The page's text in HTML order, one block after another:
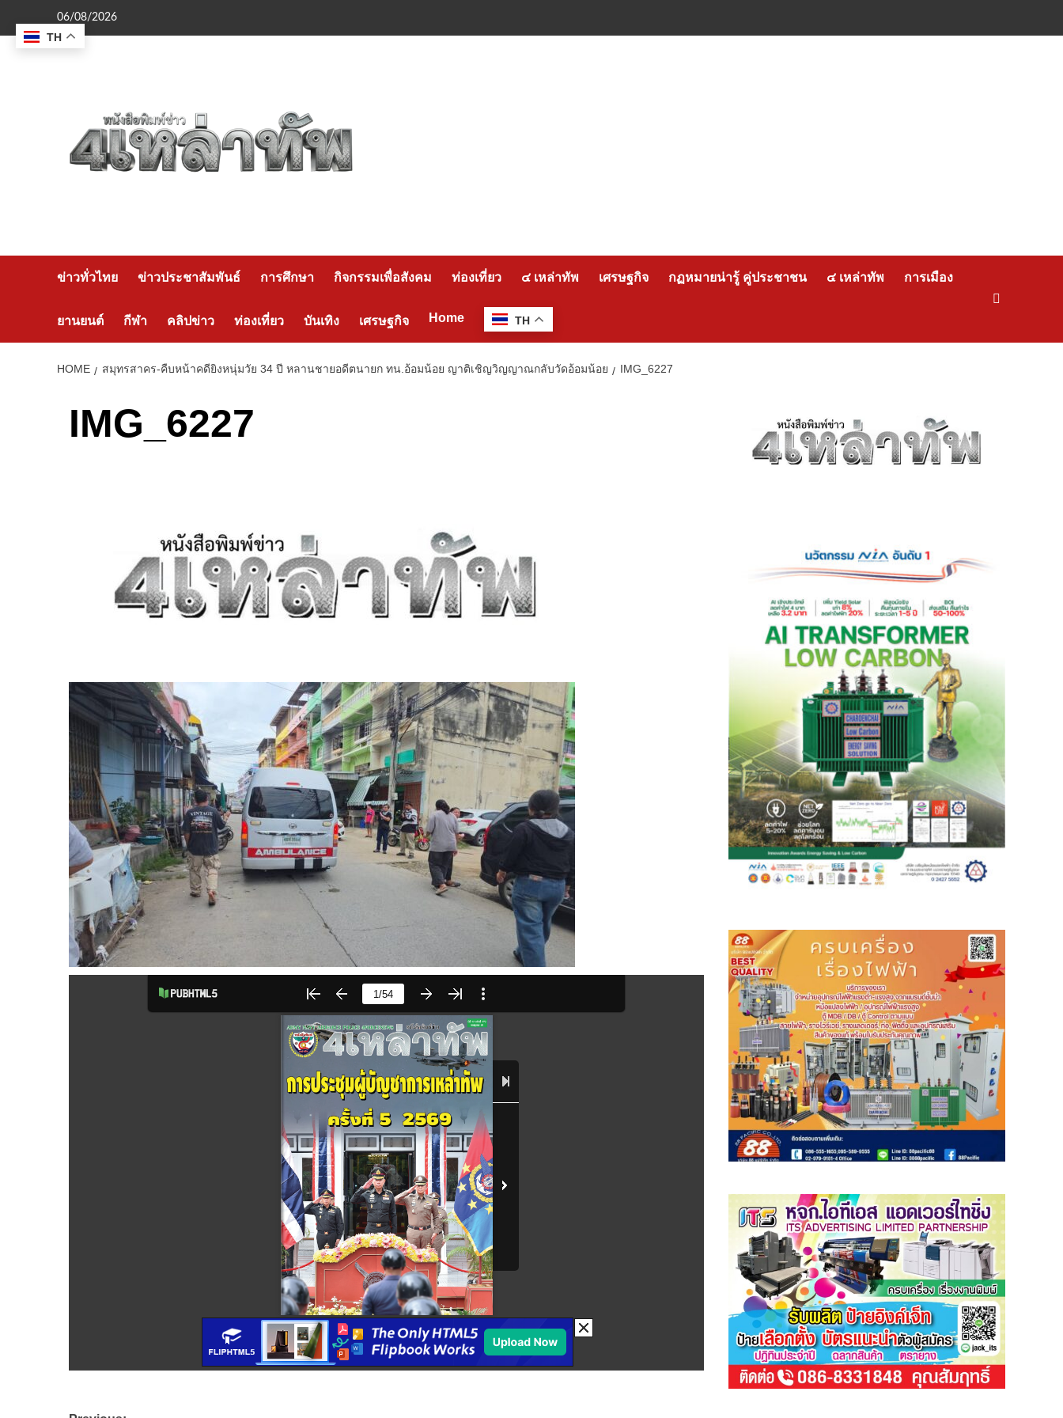
content
06/08/2026
ข่าวทั่วไทย ข่าวประชาสัมพันธ์ การศึกษา กิจกรรมเพื่อสังคม ท่องเที่ยว ๔ เหล่าทัพ เศรษฐกิจ กฏหมายน่ารู้ คู่ประชาชน ๔ เหล่าทัพ การเมือง
ยานยนต์ กีฬา คลิปข่าว ท่องเที่ยว บันเทิง เศรษฐกิจ Home TH
HOME สมุทรสาคร-คืบหน้าคดียิงหนุ่มวัย 34 ปี หลานชายอดีตนายก ทน.อ้อมน้อย ญาติเชิญวิญญาณกลับวัดอ้อมน้อย IMG_6227
IMG_6227
TH